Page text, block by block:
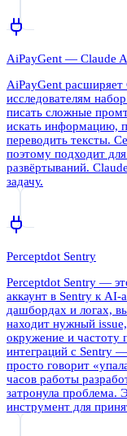
AiPayGent — Claude
AiPayGent расширяет
исследователям
писать сложные
искать информацию,
переводить тексты.
поэтому подходит
развёртываний.
задачу.
Perceptdot Sentry
Perceptdot Sentry —
аккаунт в Sentry к AI-
дашбордах и логах,
находит нужный
окружение и частоту
интеграций с Sentry
просто говорит
часов работы
затронула проблема.
инструмент для